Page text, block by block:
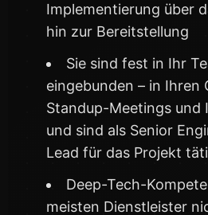
Implementierung über
hin zur Bereitstellung
Sie sind fest in Ihr
eingebunden – in Ihren
Standup-Meetings und
und sind als Senior
Lead für das Projekt
Deep-Tech-
meisten Dienstleister